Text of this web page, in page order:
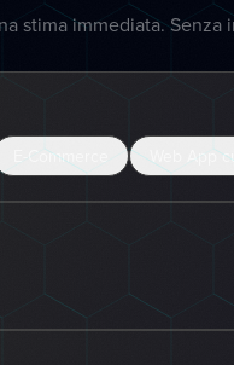
stima immediata. Senza
E-Commerce Web App